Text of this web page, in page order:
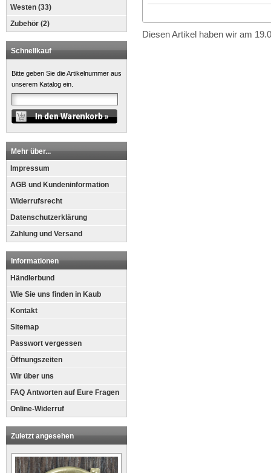
Westen (33)
Zubehör (2)
Schnellkauf
Bitte geben Sie die Artikelnummer aus
unserem Katalog ein.
Mehr über...
Impressum
AGB und Kundeninformation
Widerrufsrecht
Datenschutzerklärung
Zahlung und Versand
Informationen
Händlerbund
Wie Sie uns finden in Kaub
Kontakt
Sitemap
Passwort vergessen
Öffnungszeiten
Wir über uns
FAQ Antworten auf Eure Fragen
Online-Widerruf
Zuletzt angesehen
Diesen Artikel haben wir am